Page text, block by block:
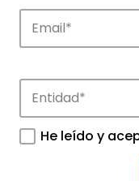
APTE y sus
tecnológicos.
He leído y